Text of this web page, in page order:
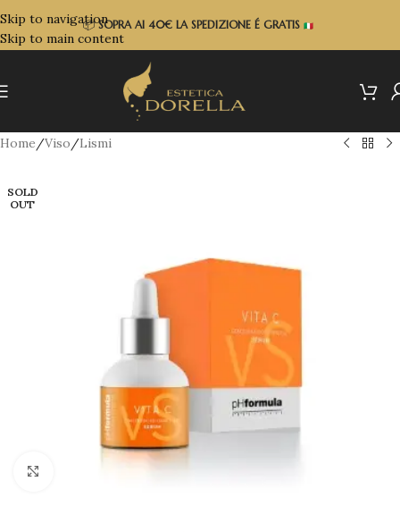
Skip to navigation
Skip to main content
📦 SOPRAAI 40€ LA SPEDIZIONE É GRATIS
Home/Viso/Lismi
SOLD
OUT